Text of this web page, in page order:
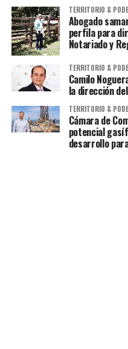
TERRITORIO &
Abogado
perfila para
Notariado y
TERRITORIO &
Camilo
la dirección
TERRITORIO &
Cámara de
potencial
desarrollo